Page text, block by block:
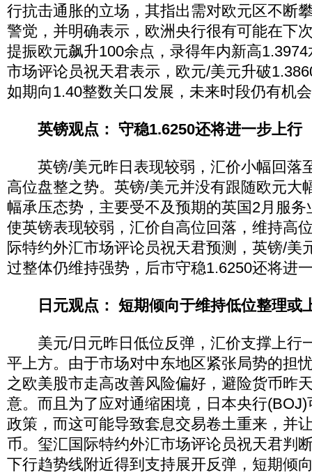
行抗击通胀的立场，其指出需对欧元区不断
警觉，并明确表示，欧洲央行很有可能在下
提振欧元飙升100余点，录得年内新高
市场评论员祝天君表示，欧元/美元升破
如期向1.40整数关口发展，未来时段仍有机
英镑观点： 守稳1.6250还将进一步上行
英镑/美元昨日表现较弱，汇价小幅回落
高位盘整之势。英镑/美元并没有跟随欧元大
幅承压态势，主要受不及预期的英国2月服
使英镑表现较弱，汇价自高位回落，维持高
际特约外汇市场评论员祝天君预测，英镑/美
过整体仍维持强势，后市守稳1.6250还将进
日元观点： 短期倾向于维持低位整理或
美元/日元昨日低位反弹，汇价支撑上行
平上方。由于市场对中东地区紧张局势的担
之欧美股市走高改善风险偏好，避险货币昨
意。而且为了应对通缩困境，日本央行
政策，而这可能导致套息交易卷土重来，并
币。玺汇国际特约外汇市场评论员祝天君判
下行趋势线附近得到支持展开反弹，短期倾